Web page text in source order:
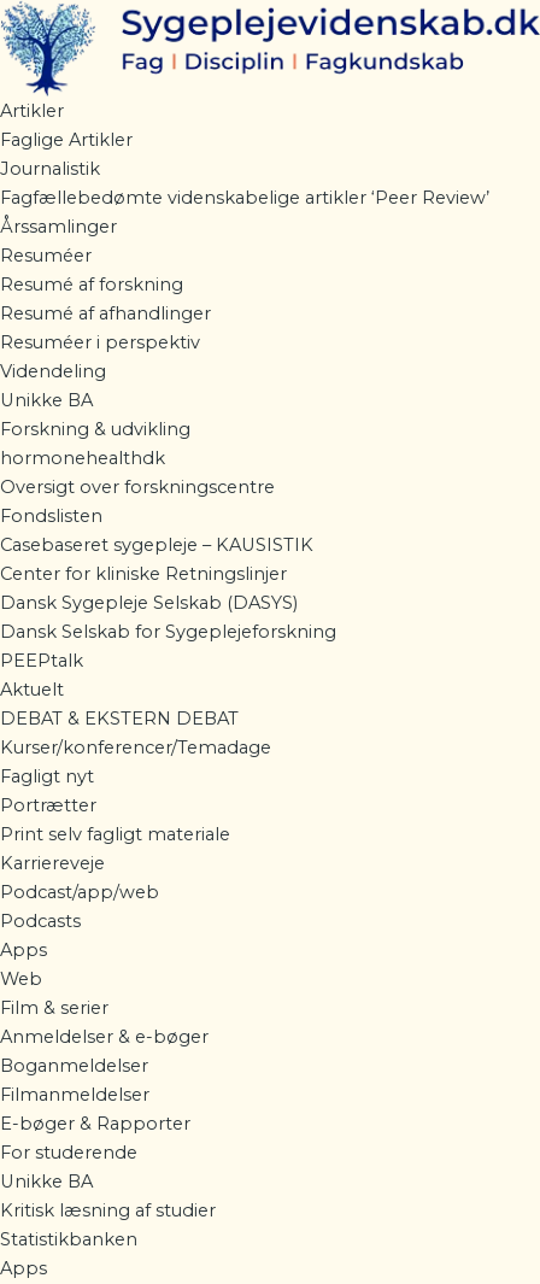
Gå
til
indholdet
Artikler
Faglige Artikler
Journalistik
Fagfællebedømte videnskabelige artikler ‘Peer Review’
Årssamlinger
Resuméer
Resumé af forskning
Resumé af afhandlinger
Resuméer i perspektiv
Videndeling
Unikke BA
Forskning & udvikling
hormonehealthdk
Oversigt over forskningscentre
Fondslisten
Casebaseret sygepleje – KAUSISTIK
Center for kliniske Retningslinjer
Dansk Sygepleje Selskab (DASYS)
Dansk Selskab for Sygeplejeforskning
PEEPtalk
Aktuelt
DEBAT & EKSTERN DEBAT
Kurser/konferencer/Temadage
Fagligt nyt
Portrætter
Print selv fagligt materiale
Karriereveje
Podcast/app/web
Podcasts
Apps
Web
Film & serier
Anmeldelser & e-bøger
Boganmeldelser
Filmanmeldelser
E-bøger & Rapporter
For studerende
Unikke BA
Kritisk læsning af studier
Statistikbanken
Apps